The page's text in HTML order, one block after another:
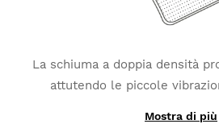
La schiuma a doppia densità
attutendo le piccole
Mostra di più